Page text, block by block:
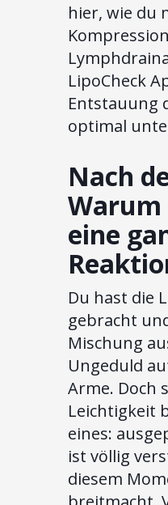
hier, wie du
LipoCheck
Entstauung
optimal
Nach
Warum
eine
Du hast die
gebracht
Mischung
Ungeduld
Arme. Doch
Leichtigkeit
eines:
ist völlig
diesem